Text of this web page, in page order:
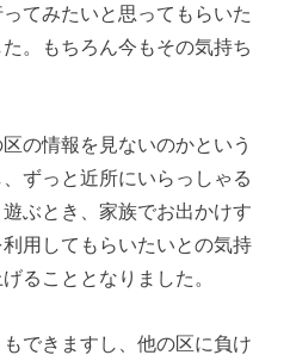
てみたいと思ってもらいた
。もちろん今もその気持ち
の情報を見ないのかという
ずっと近所にいらっしゃる
ぶとき、家族でお出かけす
用してもらいたいとの気持
ることとなりました。
できますし、他の区に負け